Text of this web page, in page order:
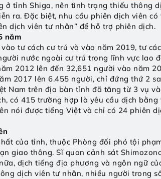
ở tỉnh Shiga, nên tình trạng thiếu thông
ra. Đặc biệt, nhu cầu phiên dịch viên
dịch viên tư nhân” để hỗ trợ phiên dịch.
năm
tư cách cư trú và vào năm 2019, tư
nước ngoài cư trú trong lĩnh vực lao
2012 lên đến 32,651 người vào năm
2017 lên 6.455 người, chỉ đứng thứ 2
Nam trên địa bàn tỉnh đã tăng từ 3 vụ
có 415 trường hợp là yêu cầu dịch bằng
nói được tiếng Việt và chỉ có 24 phiên
của tỉnh, thuộc Phòng đối phó tội
giao thông. Sĩ quan cảnh sát
dịch tiếng địa phương và ngôn ngữ
dịch viên tư nhân, nhiều người trong